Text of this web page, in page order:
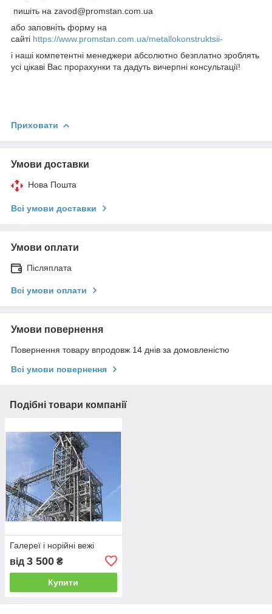
пишіть на zavod@promstan.com.ua
або заповніть форму на
сайті https://www.promstan.com.ua/metallokonstruktsii-
і наші компетентні менеджери абсолютно безплатно зроблять
усі цікаві Вас прорахунки та дадуть вичерпні консультації!
Приховати
Умови доставки
Нова Пошта
Всі умови доставки
Умови оплати
Післяплата
Всі умови оплати
Умови повернення
Повернення товару впродовж 14 днів за домовленістю
Всі умови повернення
Подібні товари компанії
Галереї і норійні вежі
від 3 500 ₴
Купити